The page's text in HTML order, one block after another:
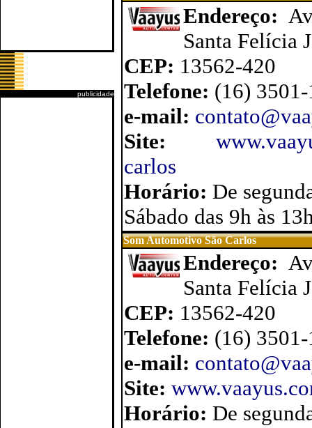
publicidade
Endereço:
Santa Felícia
CEP: 13562-420
Telefone: (16)
e-mail:
Site:
carlos
Horário: De
Sábado das 9h às
Som Automotivo São Carlos
Endereço:
Santa Felícia
CEP: 13562-420
Telefone: (16)
e-mail:
Site:
Horário: De